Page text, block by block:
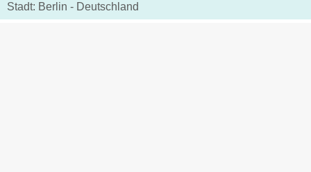
Stadt: Berlin - Deutschland